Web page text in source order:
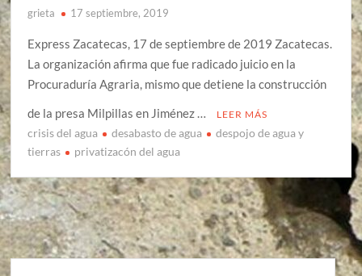
grieta 17 septiembre, 2019
Express Zacatecas, 17 de septiembre de 2019 Zacatecas.
La organización afirma que fue radicado juicio en la
Procuraduría Agraria, mismo que detiene la construcción
de la presa Milpillas en Jiménez …
LEER MÁS
crisis del agua desabasto de agua
despojo de agua y
tierras
privatizacón del agua